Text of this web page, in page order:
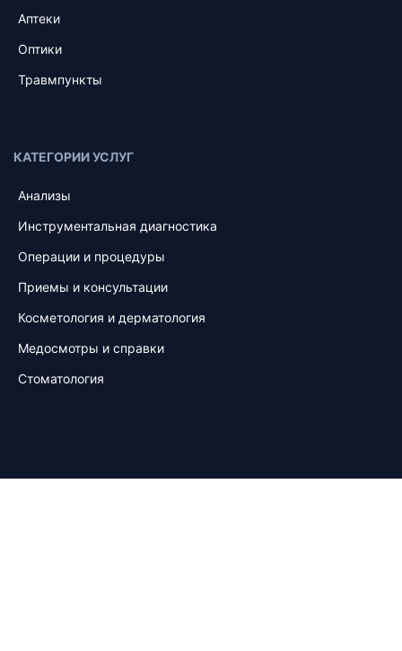
Аптеки
Оптики
Травмпункты
КАТЕГОРИИ УСЛУГ
Анализы
Инструментальная диагностика
Операции и процедуры
Приемы и консультации
Косметология и дерматология
Медосмотры и справки
Стоматология